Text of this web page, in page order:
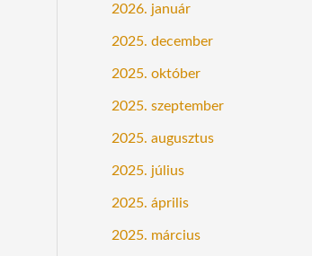
2026. január
2025. december
2025. október
2025. szeptember
2025. augusztus
2025. július
2025. április
2025. március